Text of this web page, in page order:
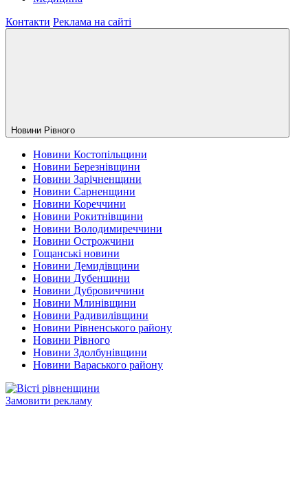
Контакти Реклама на сайті
Новини Рiвного
Новини Костопільщини
Новини Березнівщини
Новини Зарічненщини
Новини Сарненщини
Новини Кореччини
Новини Рокитнівщини
Новини Володимиреччини
Новини Острожчини
Гощанські новини
Новини Демидівщини
Новини Дубенщини
Новини Дубровиччини
Новини Млинівщини
Новини Радивилівщини
Новини Рівненського району
Новини Рівного
Новини Здолбунівщини
Новини Вараського району
Замовити рекламу